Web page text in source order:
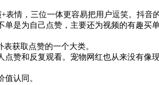
表情，三位一体更容易把用户逗笑。抖
是为自己点赞，主要还为视频的有趣买单
获取点赞的一个大类。
赞和反复观看。宠物网红也从来没有
认同。